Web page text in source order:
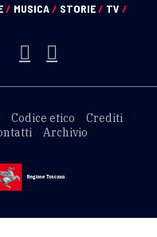
/ MUSICA/ STORIE/ TV /
Codice etico
Crediti
Archivio